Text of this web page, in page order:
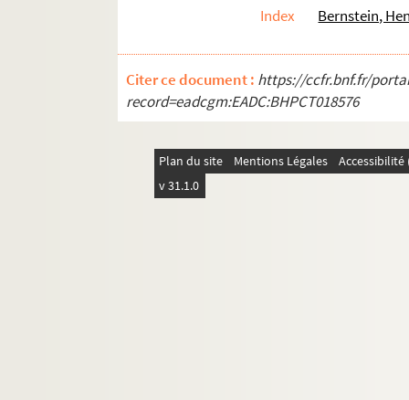
Index Bernstein,
Citer ce document : https://ccfr.bnf.fr/
record=eadcgm:EADC:BHPCT018576
Plan du site Mentions Légales
v 31.1.0